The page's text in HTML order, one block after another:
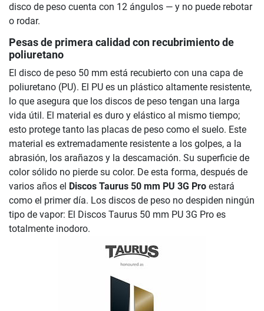
disco de peso cuenta con 12 ángulos — y no puede rebotar
o rodar.
Pesas de primera calidad con recubrimiento de
poliuretano
El disco de peso 50 mm está recubierto con una capa de
poliuretano (PU). El PU es un plástico altamente resistente,
lo que asegura que los discos de peso tengan una larga
vida útil. El material es duro y elástico al mismo tiempo;
esto protege tanto las placas de peso como el suelo. Este
material es extremadamente resistente a los golpes, a la
abrasión, los arañazos y la descamación. Su superficie de
color sólido no pierde su color. De esta forma, después de
varios años el Discos Taurus 50 mm PU 3G Pro estará
como el primer día. Los discos de peso no despiden ningún
tipo de vapor: El Discos Taurus 50 mm PU 3G Pro es
totalmente inodoro.